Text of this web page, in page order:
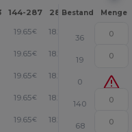
144-287 288 + Mehr
Bestand Menge
19.65€ 18.70
36
19.65€ 18.70
19
19.65€ 18.70
0
19.65€ 18.70
140
19.65€ 18.70
68